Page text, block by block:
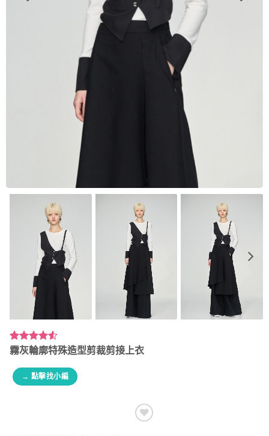
評分4.50
2
位顧客進
行評分
霧灰輪廓特殊造型剪裁剪接上衣
→ 點擊找小編